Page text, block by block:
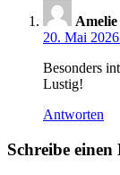
Amelie
20. Mai
Besonders
Lustig!
Antworten
Schreibe